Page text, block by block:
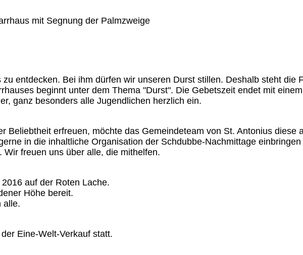
mit Segnung der Palmzweige
entdecken. Bei ihm dürfen wir unseren Durst stillen. Deshalb steht die
beginnt unter dem Thema "Durst". Die Gebetszeit endet mit
ganz besonders alle Jugendlichen herzlich ein.
Beliebtheit erfreuen, möchte das Gemeindeteam von St. Antonius diese
in die inhaltliche Organisation der Schdubbe-Nachmittage
freuen uns über alle, die mithelfen.
auf der Roten Lache.
Höhe bereit.
alle.
Eine-Welt-Verkauf statt.